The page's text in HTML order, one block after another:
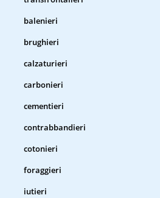
balenieri
brughieri
calzaturieri
carbonieri
cementieri
contrabbandieri
cotonieri
foraggieri
iutieri